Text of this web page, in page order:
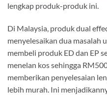
lengkap produk-produk ini.
Di Malaysia, produk dual
menyelesaikan dua masalah
membeli produk ED dan EP
menelan kos sehingga
memberikan penyelesaian
lebih murah. Ini